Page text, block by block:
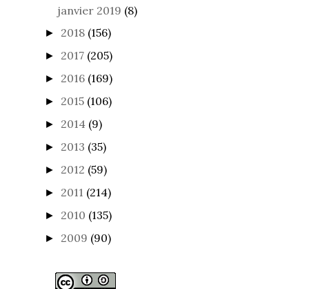
janvier 2019 (8)
► 2018 (156)
► 2017 (205)
► 2016 (169)
► 2015 (106)
► 2014 (9)
► 2013 (35)
► 2012 (59)
► 2011 (214)
► 2010 (135)
► 2009 (90)